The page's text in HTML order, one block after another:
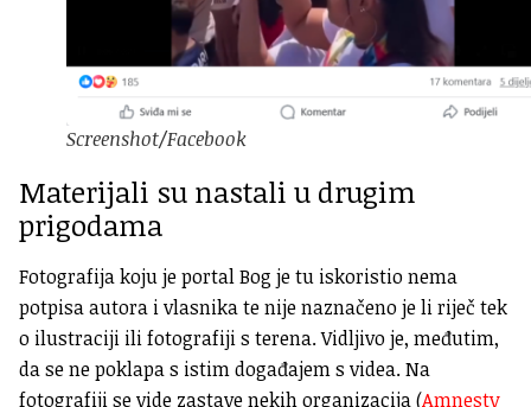
Screenshot/Facebook
Materijali su nastali u drugim
prigodama
Fotografija koju je portal Bog je tu iskoristio nema
potpisa autora i vlasnika te nije naznačeno je li riječ tek
o ilustraciji ili fotografiji s terena. Vidljivo je, međutim,
da se ne poklapa s istim događajem s videa. Na
fotografiji se vide zastave nekih organizacija (Amnesty